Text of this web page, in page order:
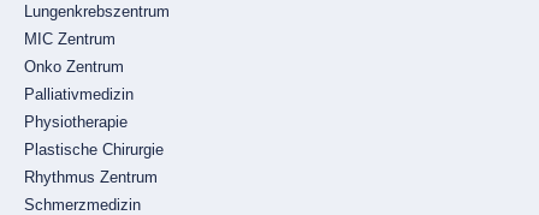
Lungenkrebszentrum
MIC Zentrum
Onko Zentrum
Palliativmedizin
Physiotherapie
Plastische Chirurgie
Rhythmus Zentrum
Schmerzmedizin